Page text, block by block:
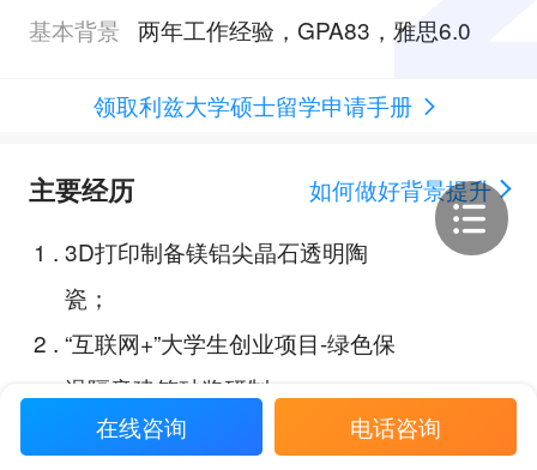
基本背景 两年工作经验，GPA83，雅思6.0
领取利兹大学硕士留学申请手册
主要经历
如何做好背景提升
1 . 3D打印制备镁铝尖晶石透明陶
瓷；
2 . “互联网+”大学生创业项目-绿色保
温隔音建筑砂浆研制；
上海东海海洋工程勘察设计研究院
在线咨询 电话咨询